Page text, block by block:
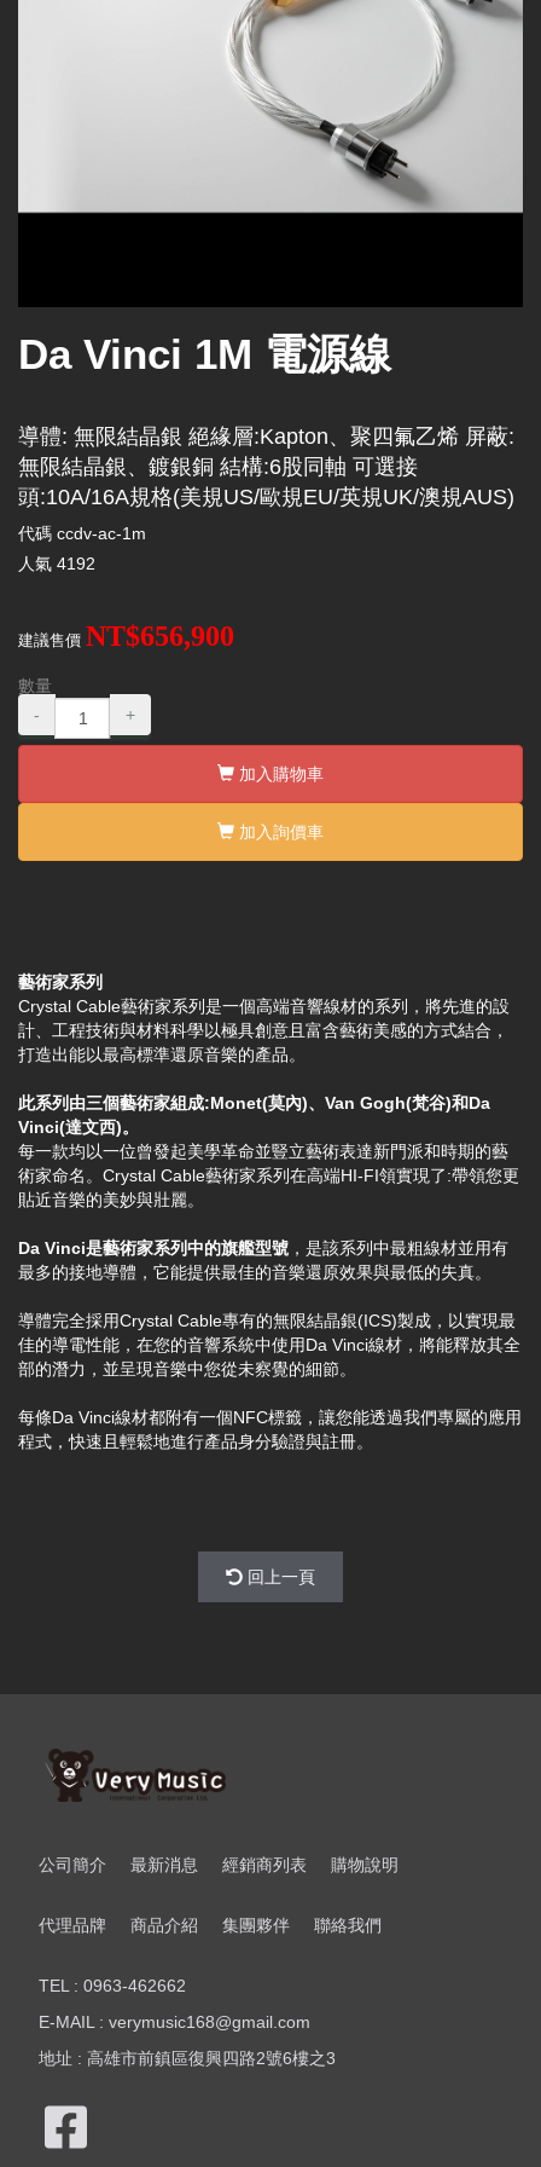
Da Vinci 1M 電源線
導體: 無限結晶銀 絕緣層:Kapton、聚四氟乙烯 屏蔽:
無限結晶銀、鍍銀銅 結構:6股同軸 可選接
頭:10A/16A規格(美規US/歐規EU/英規UK/澳規AUS)
代碼 ccdv-ac-1m
人氣 4192
建議售價 NT$656,900
數量
-
+
加入購物車
加入詢價車
藝術家系列
Crystal Cable藝術家系列是一個高端音響線材的系列，將先進的設
計、工程技術與材料科學以極具創意且富含藝術美感的方式結合，
打造出能以最高標準還原音樂的產品。
此系列由三個藝術家組成:Monet(莫內)、Van Gogh(梵谷)和Da
Vinci(達文西)。
每一款均以一位曾發起美學革命並豎立藝術表達新門派和時期的藝
術家命名。Crystal Cable藝術家系列在高端HI-FI領實現了:帶領您更
貼近音樂的美妙與壯麗。
Da Vinci是藝術家系列中的旗艦型號 ，是該系列中最粗線材並用有
最多的接地導體，它能提供最佳的音樂還原效果與最低的失真。
導體完全採用Crystal Cable專有的無限結晶銀(ICS)製成，以實現最
佳的導電性能，在您的音響系統中使用Da Vinci線材，將能釋放其全
部的潛力，並呈現音樂中您從未察覺的細節。
每條Da Vinci線材都附有一個NFC標籤，讓您能透過我們專屬的應用
程式，快速且輕鬆地進行產品身分驗證與註冊。
回上一頁
公司簡介 最新消息 經銷商列表 購物說明
代理品牌 商品介紹 集團夥伴 聯絡我們
TEL : 0963-462662
E-MAIL : verymusic168@gmail.com
地址 : 高雄市前鎮區復興四路2號6樓之3